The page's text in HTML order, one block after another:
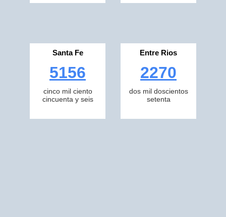
Santa Fe
5156
cinco mil ciento
cincuenta y seis
Entre Rios
2270
dos mil doscientos
setenta